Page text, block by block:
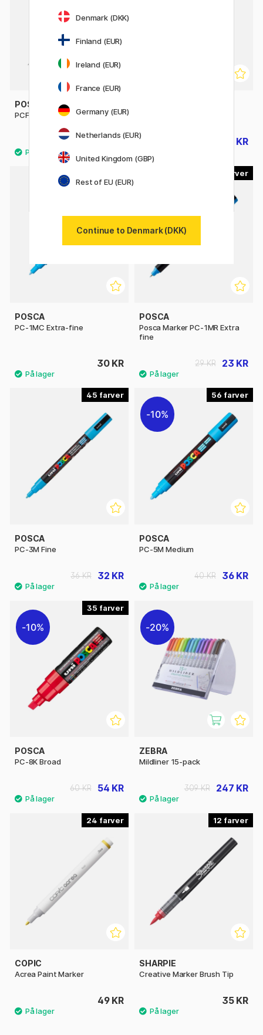
POSCA
PCF-350
68 KR 69 KR
POSCA
PC-1MC Extra-fine
30 KR
POSCA
Posca Marker PC-1MR Extra
fine
23 KR
29 KR
45
POSCA
PC-3M Fine
32 KR
36 KR
56
10%
POSCA
PC-5M Medium
36 KR
40 KR
35
10%
POSCA
PC-8K Broad
54 KR
60 KR
20%
ZEBRA
Mildliner 15-pack
247 KR
309 KR
24
COPIC
Acrea Paint Marker
49 KR
12
SHARPIE
Creative Marker Brush Tip
35 KR
Denmark (DKK)
Finland (EUR)
Ireland (EUR)
France (EUR)
Germany (EUR)
Netherlands (EUR)
United Kingdom (GBP)
Rest of EU (EUR)
Continue to Denmark (DKK)